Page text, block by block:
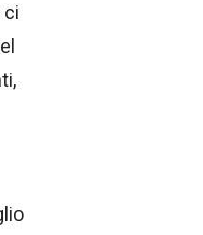
ci